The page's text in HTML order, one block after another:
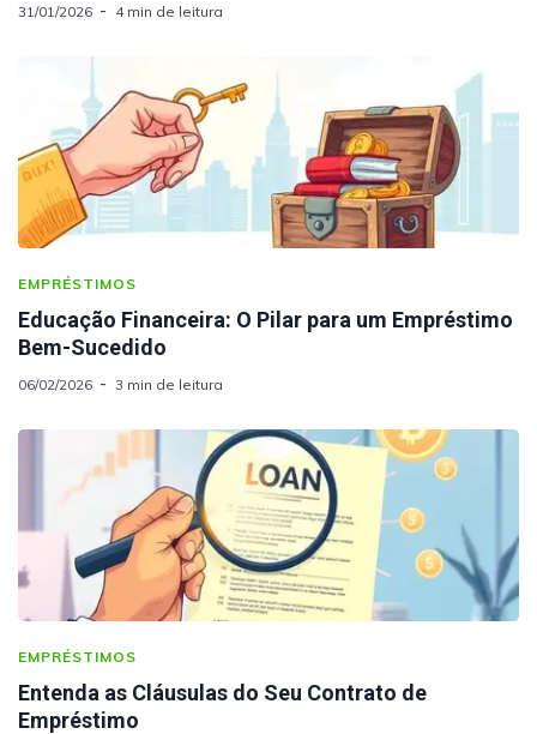
31/01/2026 4 min de leitura
EMPRÉSTIMOS
Educação Financeira: O Pilar para um Empréstimo
Bem-Sucedido
06/02/2026 3 min de leitura
EMPRÉSTIMOS
Entenda as Cláusulas do Seu Contrato de
Empréstimo